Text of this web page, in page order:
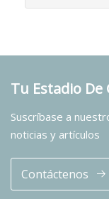
Tu Estadio De
Suscríbase a
noticias y artículos
Contáctenos